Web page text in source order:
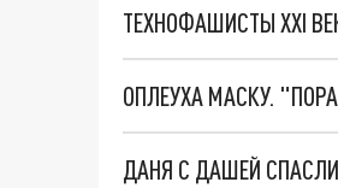
ТЕХНОФАШИСТЫ XXI
ОПЛЕУХА МАСКУ.
ДАНЯ С ДАШЕЙ